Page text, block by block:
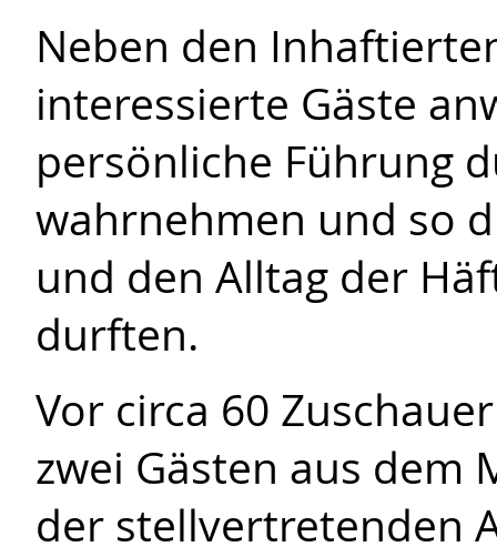
Neben den
interessierte Gäste
persönliche Führung
wahrnehmen und so
und den Alltag der
durften.
Vor circa 60
zwei Gästen aus dem
der stellvertretenden